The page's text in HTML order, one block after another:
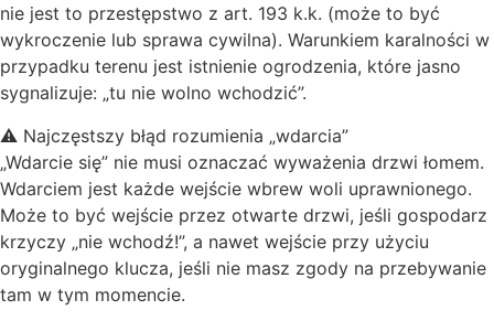
nie jest to przestępstwo z art. 193 k.k. (może to być
wykroczenie lub sprawa cywilna). Warunkiem karalności w
przypadku terenu jest istnienie ogrodzenia, które jasno
sygnalizuje: „tu nie wolno wchodzić”.
⚠️ Najczęstszy błąd rozumienia „wdarcia”
„Wdarcie się” nie musi oznaczać wyważenia drzwi łomem.
Wdarciem jest każde wejście wbrew woli uprawnionego.
Może to być wejście przez otwarte drzwi, jeśli gospodarz
krzyczy „nie wchodź!”, a nawet wejście przy użyciu
oryginalnego klucza, jeśli nie masz zgody na przebywanie
tam w tym momencie.